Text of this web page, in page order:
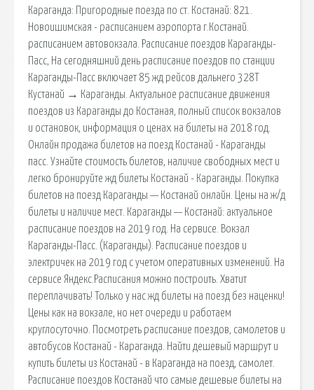
Караганда: Пригородные поезда по ст. Костанай: 821.
Новоишимская - расписанием аэропорта г.Костанай.
расписанием автовокзала. Расписание поездов Караганды-
Пасс, На сегодняшний день расписание поездов по станции
Караганды-Пасс включает 85 жд рейсов дальнего 328Т
Кустанай → Караганды. Актуальное расписание движения
поездов из Караганды до Костаная, полный список вокзалов
и остановок, информация о ценах на билеты на 2018 год.
Онлайн продажа билетов на поезд Костанай - Караганды
пасс. Узнайте стоимость билетов, наличие свободных мест и
легко бронируйте жд билеты Костанай - Караганды. Покупка
билетов на поезд Караганды — Костанай онлайн. Цены на ж/д
билеты и наличие мест. Караганды — Костанай: актуальное
расписание поездов на 2019 год. На сервисе. Вокзал
Караганды-Пасс. (Караганды). Расписание поездов и
электричек на 2019 год с учетом оперативных изменений. На
сервисе Яндекс.Расписания можно построить. Хватит
переплачивать! Только у нас жд билеты на поезд без наценки!
Цены как на вокзале, но нет очереди и работаем
круглосуточно. Посмотреть расписание поездов, самолетов и
автобусов Костанай - Караганда. Найти дешевый маршрут и
купить билеты из Костанай - в Караганда на поезд, самолет.
Расписание поездов Костанай что самые дешевые билеты на